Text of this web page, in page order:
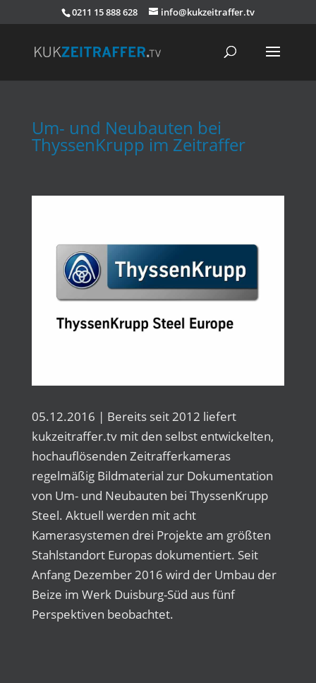
0211 15 888 628 info@kukzeitraffer.tv
Um- und Neubauten bei
ThyssenKrupp im Zeitraffer
05.12.2016 | Bereits seit 2012 liefert
kukzeitraffer.tv mit den selbst entwickelten,
hochauflösenden Zeitrafferkameras
regelmäßig Bildmaterial zur Dokumentation
von Um- und Neubauten bei ThyssenKrupp
Steel. Aktuell werden mit acht
Kamerasystemen drei Projekte am größten
Stahlstandort Europas dokumentiert. Seit
Anfang Dezember 2016 wird der Umbau der
Beize im Werk Duisburg-Süd aus fünf
Perspektiven beobachtet.